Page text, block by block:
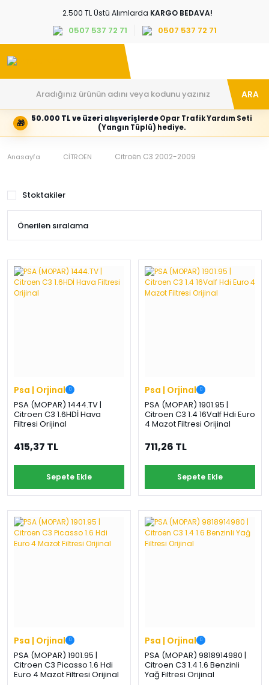
2.500 TL Üstü Alımlarda KARGO BEDAVA!
0507 537 72 71 0507 537 72 71
ARA
🎁 50.000 TL ve üzeri alışverişlerdeOpar Trafik Yardım Seti
(Yangın Tüplü) hediye.
Giriş
veya
Beni
Marka,
ve
O
›
C
›
P
›
K
›
Ş
›
A
›
Anasayfa CİTROEN Citroën C3 2002-2009
Stoktakiler
Psa | Orjinal
PSA (MOPAR) 1444.TV |
Citroen C3 1.6HDİ Hava
Filtresi Orijinal
415,37 TL
Sepete Ekle
Psa | Orjinal
PSA (MOPAR) 1901.95 |
Citroen C3 1.4 16Valf Hdi Euro
4 Mazot Filtresi Orijinal
711,26 TL
Sepete Ekle
Psa | Orjinal
PSA (MOPAR) 1901.95 |
Citroen C3 Picasso 1.6 Hdi
Euro 4 Mazot Filtresi Orijinal
Psa | Orjinal
PSA (MOPAR) 9818914980 |
Citroen C3 1.4 1.6 Benzinli
Yağ Filtresi Orijinal